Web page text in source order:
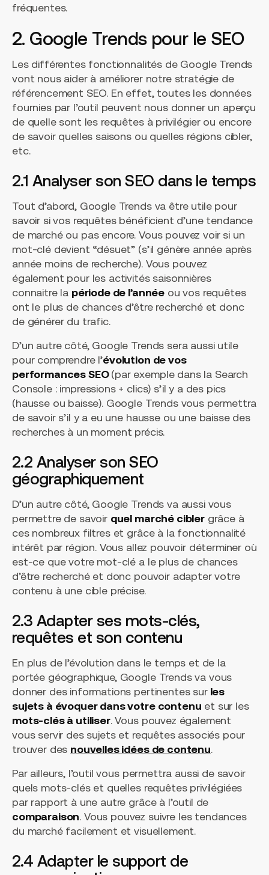
fréquentes.
2. Google Trends pour le SEO
Les différentes fonctionnalités de Google Trends
vont nous aider à améliorer notre stratégie de
référencement SEO. En effet, toutes les données
fournies par l’outil peuvent nous donner un aperçu
de quelle sont les requêtes à privilégier ou encore
de savoir quelles saisons ou quelles régions cibler,
etc.
2.1 Analyser son SEO dans le temps
Tout d’abord, Google Trends va être utile pour
savoir si vos requêtes bénéficient d’une tendance
de marché ou pas encore. Vous pouvez voir si un
mot-clé devient “désuet” (s’il génère année après
année moins de recherche). Vous pouvez
également pour les activités saisonnières
connaitre la période de l’année ou vos requêtes
ont le plus de chances d’être recherché et donc
de générer du trafic.
D’un autre côté, Google Trends sera aussi utile
pour comprendre l’évolution de vos
performances SEO(par exemple dans la Search
Console : impressions + clics) s’il y a des pics
(hausse ou baisse). Google Trends vous permettra
de savoir s’il y a eu une hausse ou une baisse des
recherches à un moment précis.
2.2 Analyser son SEO
géographiquement
D’un autre côté, Google Trends va aussi vous
permettre de savoir quel marché ciblergrâce à
ces nombreux filtres et grâce à la fonctionnalité
intérêt par région. Vous allez pouvoir déterminer où
est-ce que votre mot-clé a le plus de chances
d’être recherché et donc pouvoir adapter votre
contenu à une cible précise.
2.3 Adapter ses mots-clés,
requêtes et son contenu
En plus de l’évolution dans le temps et de la
portée géographique, Google Trends va vous
donner des informations pertinentes surles
sujets à évoquer dans votre contenu et sur les
mots-clés à utiliser. Vous pouvez également
vous servir des sujets et requêtes associés pour
trouver des nouvelles idées de contenu.
Par ailleurs, l’outil vous permettra aussi de savoir
quels mots-clés et quelles requêtes privilégiées
par rapport à une autre grâce à l’outil de
comparaison. Vous pouvez suivre les tendances
du marché facilement et visuellement.
2.4 Adapter le support de